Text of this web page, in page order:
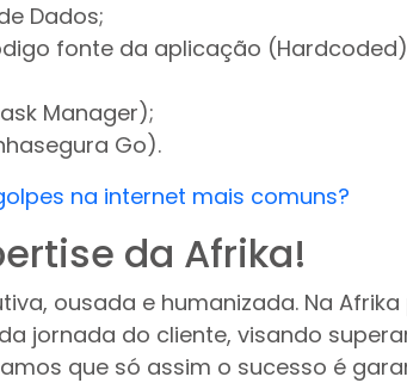
Dados;
fonte da aplicação
Manager);
Go).
na internet mais comuns?
da Afrika!
ousada e humanizada. Na
jornada do cliente, visando
que só assim o sucesso é